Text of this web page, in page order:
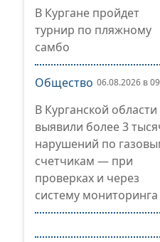
В Кургане пройдет
турнир по пляжному
самбо
Общество 06.08.2026 в
В Курганской области
выявили более 3
нарушений по
счетчикам — при
проверках и через
систему мониторинга